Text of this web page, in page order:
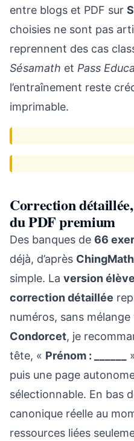
entre blogs et PDF sur
choisies ne sont pas
reprennent des cas
Sésamath et Pass
l’entraînement reste
imprimable.
Correction
du PDF premium
Des banques de 66
déjà, d’après ChingMath
simple. La version élève
correction détaillée
numéros, sans mélange
Condorcet, je
tête, « Prénom : ______
puis une page
sélectionnable. En bas
canonique réelle au
ressources liées